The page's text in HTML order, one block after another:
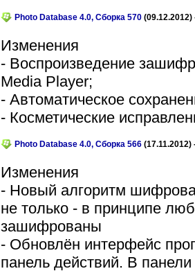
Photo Database 4.0, Сборка 570 (09.12.2012)
Изменения
- Воспроизведение
Media Player;
- Автоматическое
- Косметические
Photo Database 4.0, Сборка 566 (17.11.2012)
Изменения
- Новый алгоритм
не только - в принципе
зашифрованы
- Обновлён интерфейс
панель действий. В